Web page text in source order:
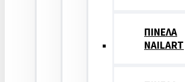
ΠΙΝΕΛΑ
NAILART